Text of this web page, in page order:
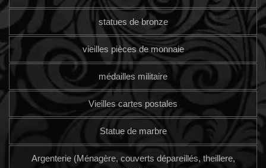
statues de bronze
vieilles pièces de monnaie
médailles militaire
Vieilles cartes postales
Statue de marbre
Argenterie (Ménagère, couverts dépareillés, theillere,